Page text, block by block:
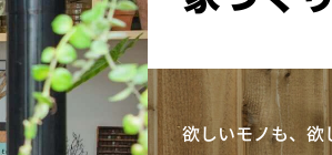
欲しいモノも、欲